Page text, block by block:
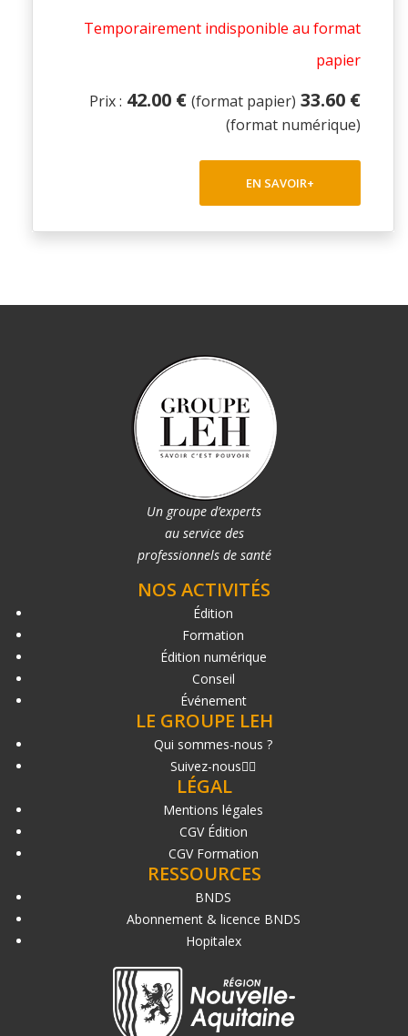
Temporairement indisponible au format
papier
Prix : 42.00 € (format papier) 33.60 €
(format numérique)
EN SAVOIR+
Un groupe d’experts
au service des
professionnels de santé
NOS ACTIVITÉS
Édition
Formation
Édition numérique
Conseil
Événement
LE GROUPE LEH
Qui sommes-nous ?
Suivez-nous
LÉGAL
Mentions légales
CGV Édition
CGV Formation
RESSOURCES
BNDS
Abonnement & licence BNDS
Hopitalex